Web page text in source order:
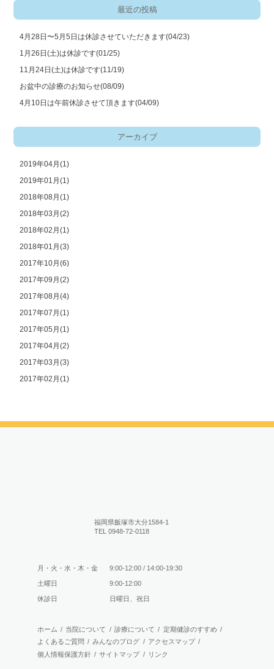
最近の投稿
4月28日〜5月5日は休診させていただきます(04/23)
1月26日(土)は休診です(01/25)
11月24日(土)は休診です(11/19)
お盆中の診療のお知らせ(08/09)
4月10日は午前休診させて頂きます(04/09)
アーカイブ
2019年04月(1)
2019年01月(1)
2018年08月(1)
2018年03月(2)
2018年02月(1)
2018年01月(3)
2017年10月(6)
2017年09月(2)
2017年08月(4)
2017年07月(1)
2017年05月(1)
2017年04月(2)
2017年03月(3)
2017年02月(1)
福岡県飯塚市大分1584-1
TEL 0948-72-0118
月・火・水・木・金 9:00-12:00 / 14:00-19:30
土曜日 9:00-12:00
休診日 日曜日、祝日
ホーム / 当院について / 診療について / 定期健診のすすめ /
よくあるご質問 / みんなのブログ / アクセスマップ /
個人情報保護方針 / サイトマップ / リンク